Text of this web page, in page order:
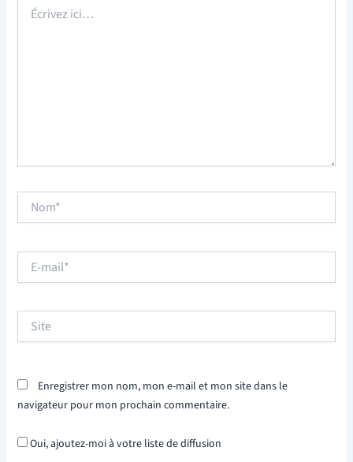
ici…
Nom*
mail*
Site
Enregistrer mon nom, mon e-mail et mon site dans le
navigateur pour mon prochain commentaire.
Oui, ajoutez-moi à votre liste de diffusion